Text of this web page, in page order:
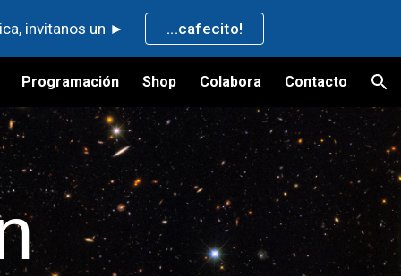
invitanos un ► ...cafecito!
Programación Shop Colabora Contacto